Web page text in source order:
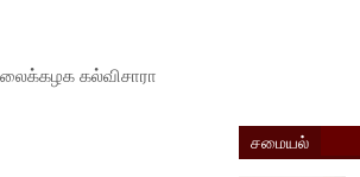
கல்விசாரா
சமையல்